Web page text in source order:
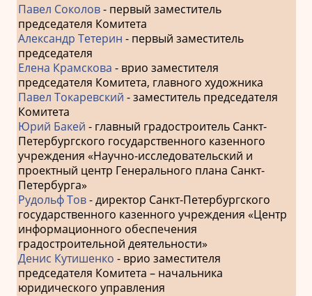
Павел Соколов- первый заместитель
председателя Комитета
Александр Тетерин - первый заместитель
председателя
Елена Крамскова - врио заместителя
председателя Комитета, главного художника
Павел Токаревский - заместитель председателя
Комитета
Юрий Бакей - главный градостроитель Санкт-
Петербургского государственного казенного
учреждения «Научно-исследовательский и
проектный центр Генерального плана Санкт-
Петербурга»
Рудольф Тов- директор Санкт-Петербургского
государственного казенного учреждения «Центр
информационного обеспечения
градостроительной деятельности»
Денис Кутишенко - врио заместителя
председателя Комитета – начальника
юридического управления